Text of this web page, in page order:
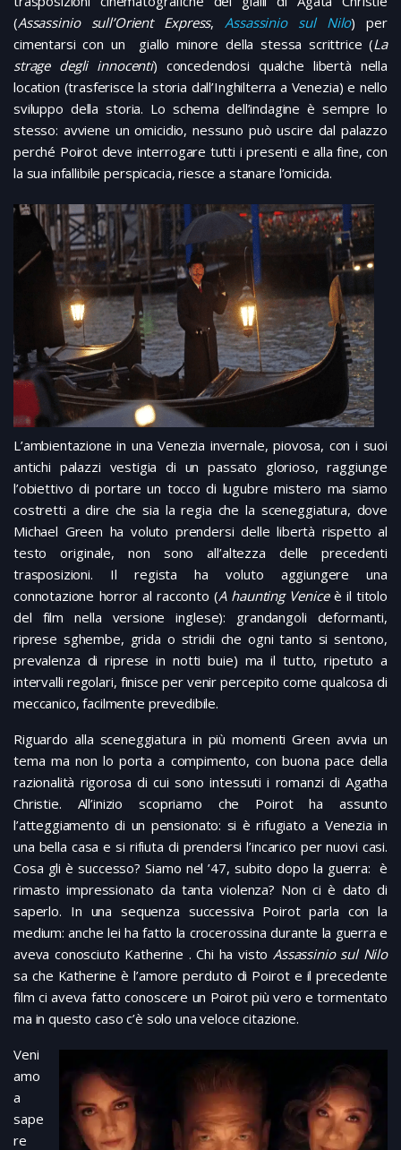
(Assassinio sull’Orient Express, Assassinio sul Nilo) per
cimentarsi con un giallo minore della stessa scrittrice (La
strage degli innocenti) concedendosi qualche libertà nella
location (trasferisce la storia dall’Inghilterra a Venezia) e nello
sviluppo della storia. Lo schema dell’indagine è sempre lo
stesso: avviene un omicidio, nessuno può uscire dal palazzo
perché Poirot deve interrogare tutti i presenti e alla fine, con
la sua infallibile perspicacia, riesce a stanare l’omicida.
L’ambientazione in una Venezia invernale, piovosa, con i suoi
antichi palazzi vestigia di un passato glorioso, raggiunge
l’obiettivo di portare un tocco di lugubre mistero ma siamo
costretti a dire che sia la regia che la sceneggiatura, dove
Michael Green ha voluto prendersi delle libertà rispetto al
testo originale, non sono all’altezza delle precedenti
trasposizioni. Il regista ha voluto aggiungere una
connotazione horror al racconto (A haunting Veniceè il titolo
del film nella versione inglese): grandangoli deformanti,
riprese sghembe, grida o stridii che ogni tanto si sentono,
prevalenza di riprese in notti buie) ma il tutto, ripetuto a
intervalli regolari, finisce per venir percepito come qualcosa di
meccanico, facilmente prevedibile.
Riguardo alla sceneggiatura in più momenti Green avvia un
tema ma non lo porta a compimento, con buona pace della
razionalità rigorosa di cui sono intessuti i romanzi di Agatha
Christie. All’inizio scopriamo che Poirot ha assunto
l’atteggiamento di un pensionato: si è rifugiato a Venezia in
una bella casa e si rifiuta di prendersi l’incarico per nuovi casi.
Cosa gli è successo? Siamo nel ’47, subito dopo la guerra: è
rimasto impressionato da tanta violenza? Non ci è dato di
saperlo. In una sequenza successiva Poirot parla con la
medium: anche lei ha fatto la crocerossina durante la guerra e
aveva conosciuto Katherine . Chi ha vistoAssassinio sul Nilo
sa che Katherine è l’amore perduto di Poirot e il precedente
film ci aveva fatto conoscere un Poirot più vero e tormentato
ma in questo caso c’è solo una veloce citazione.
Veni
amo
a
sape
re